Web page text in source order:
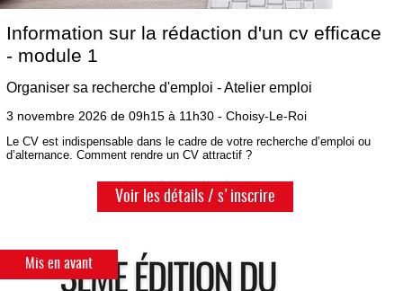
Information sur la rédaction d'un cv efficace
- module 1
Organiser sa recherche d'emploi - Atelier emploi
3 novembre 2026 de 09h15 à 11h30 - Choisy-Le-Roi
Le CV est indispensable dans le cadre de votre recherche d’emploi ou
d’alternance. Comment rendre un CV attractif ?
Voir les détails / s'inscrire
Mis en avant